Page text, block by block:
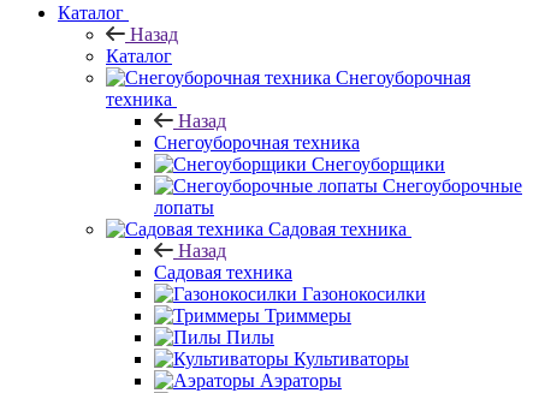
Каталог
Назад
Каталог
Снегоуборочная
техника
Назад
Снегоуборочная техника
Снегоуборщики
Снегоуборочные
лопаты
Садовая техника
Назад
Садовая техника
Газонокосилки
Триммеры
Пилы
Культиваторы
Аэраторы